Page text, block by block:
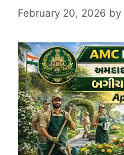
February 20, 2026 by